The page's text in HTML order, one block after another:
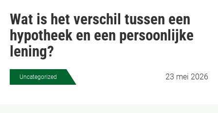
Wat is het verschil tussen een
hypotheek en een persoonlijke
lening?
Uncategorized 23 mei 2026